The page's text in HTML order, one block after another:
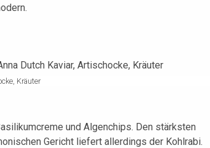
Kräuter
und Algenchips. Den stärksten
Gericht liefert allerdings der Kohlrabi.